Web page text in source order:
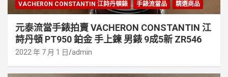
VACHERON CONSTANTIN 江詩丹頓錶 手錶流當品 精選商品
元泰流當手錶拍賣 VACHERON CONSTANTIN 江
詩丹頓 PT950 鉑金 手上鍊 男錶 9成5新 ZR546
2022 年 7 月 1 日 admin